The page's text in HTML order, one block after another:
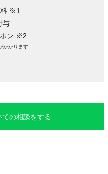
料 ※1
与
ポン ※2
かかります
ての相談をする